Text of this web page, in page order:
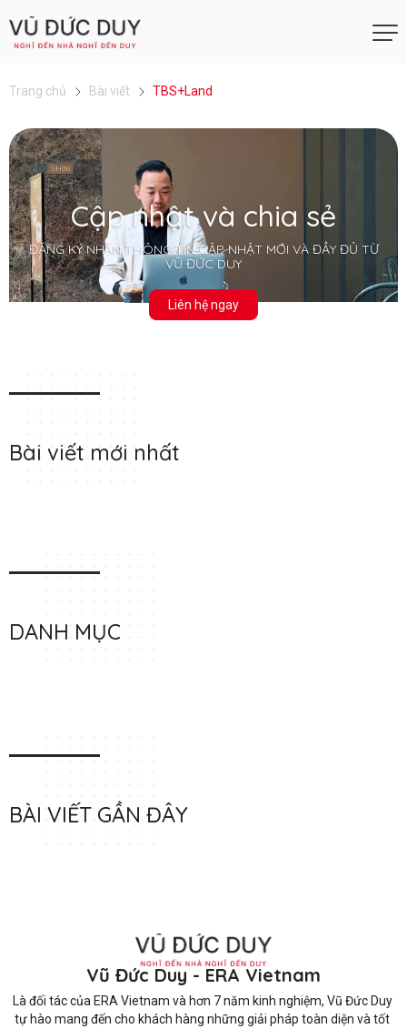
Trang chủ Bài viết TBS+Land
Cập nhật và chia sẻ
ĐĂNG KÝ NHẬN THÔNG TIN CẬP NHẬT MỚI VÀ ĐẦY ĐỦ TỪ
VŨ ĐỨC DUY
Liên hệ ngay
Bài viết mới nhất
DANH MỤC
BÀI VIẾT GẦN ĐÂY
Vũ Đức Duy - ERA Vietnam
Là đối tác của ERA Vietnam và hơn 7 năm kinh nghiệm, Vũ Đức Duy
tự hào mang đến cho khách hàng những giải pháp toàn diện và tốt